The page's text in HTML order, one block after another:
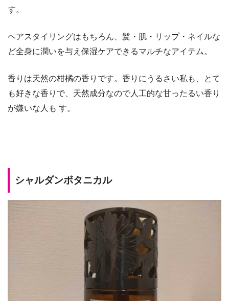
す。
ヘアスタイリングはもちろん、髪・肌・リップ・ネイルな
ど全身に潤いを与え保湿ケアできるマルチなアイテム。
香りは天然の柑橘の香りです。香りにうるさい私も、とて
も好きな香りで、天然成分なので人工的な甘ったるい香り
が嫌いな人も す。
シャルダンボタニカル